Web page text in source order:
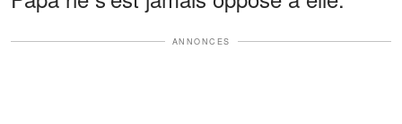
ANNONCES